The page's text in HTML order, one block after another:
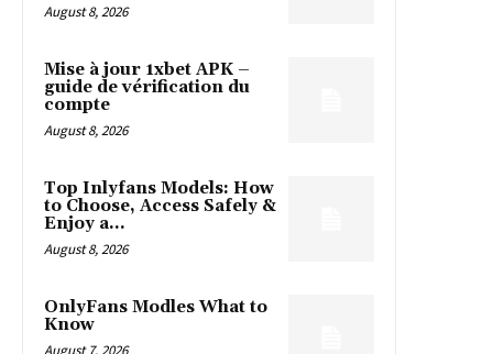
August 8, 2026
Mise à jour 1xbet APK –
guide de vérification du
compte
August 8, 2026
Top Inlyfans Models: How
to Choose, Access Safely &
Enjoy a...
August 8, 2026
OnlyFans Modles What to
Know
August 7, 2026